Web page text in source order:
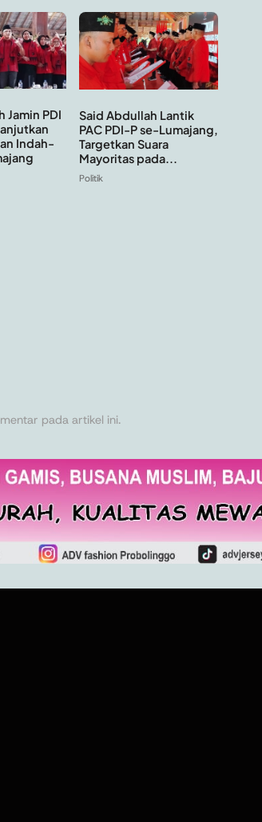
Jamin PDI
Indah-
Said Abdullah Lantik
PAC PDI-P se-Lumajang,
Targetkan Suara
Mayoritas pada...
Politik
pada artikel ini.